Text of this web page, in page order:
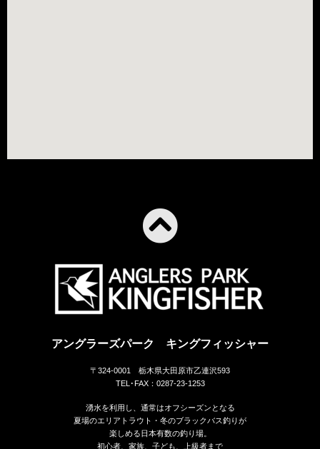
アングラーズパーク キングフィッシャー
〒324-0001 栃木県大田原市乙連沢593
TEL･FAX：0287-23-1253
湧水を利用し、通常はオフシーズンとなる
夏場のエリアトラウト・冬のブラックバス釣りが
楽しめる日本有数の釣り場。
初心者、家族、子ども、上級者まで